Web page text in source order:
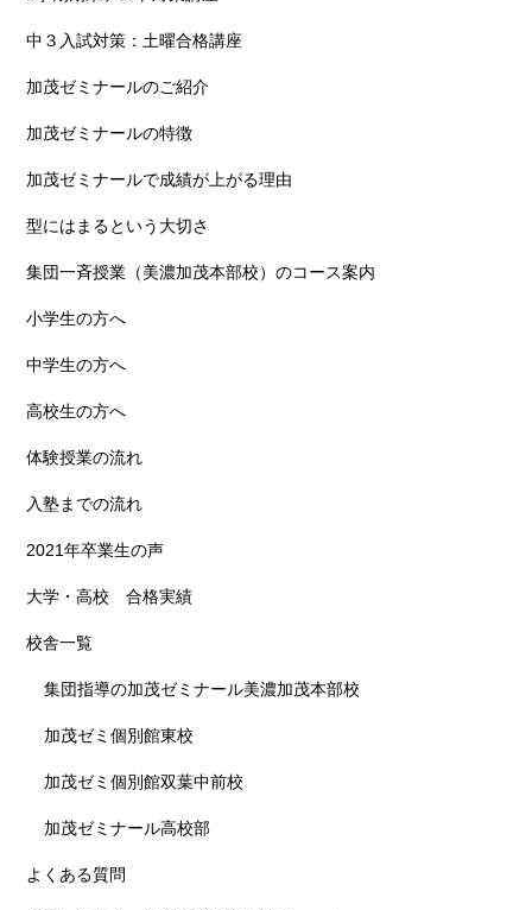
中３入試対策：土曜合格講座
加茂ゼミナールのご紹介
加茂ゼミナールの特徴
加茂ゼミナールで成績が上がる理由
型にはまるという大切さ
集団一斉授業（美濃加茂本部校）のコース案内
小学生の方へ
中学生の方へ
高校生の方へ
体験授業の流れ
入塾までの流れ
2021年卒業生の声
大学・高校 合格実績
校舎一覧
集団指導の加茂ゼミナール美濃加茂本部校
加茂ゼミ個別館東校
加茂ゼミ個別館双葉中前校
加茂ゼミナール高校部
よくある質問